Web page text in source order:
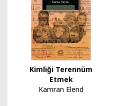
Kimliği Terennüm
Etmek
Kamran Elend